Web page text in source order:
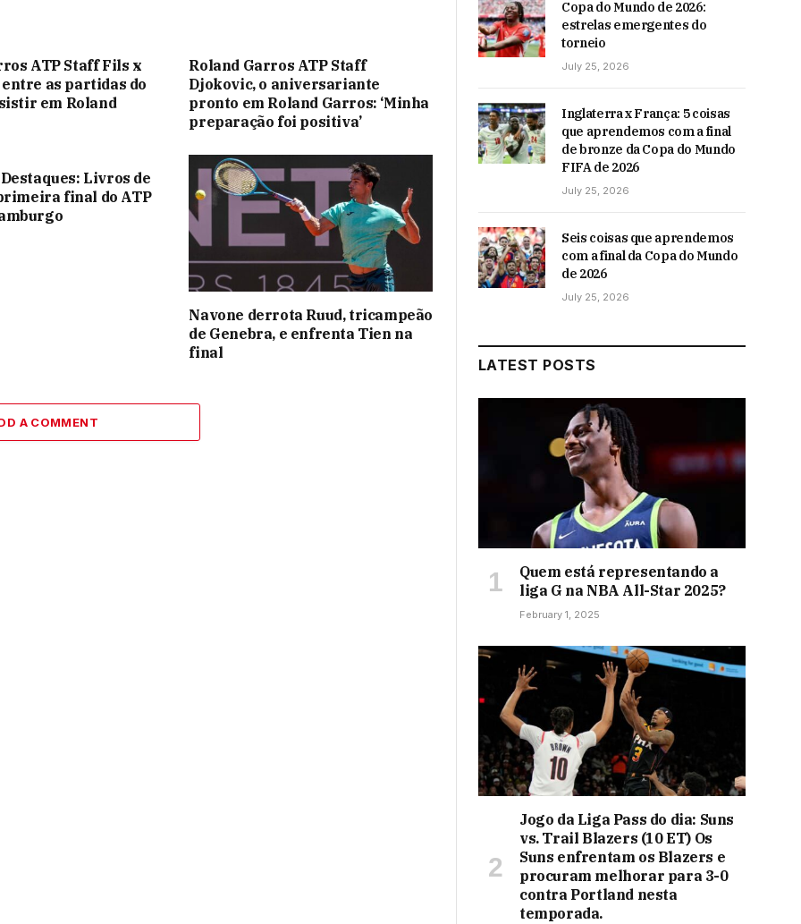
ATP Staff Fils x
as partidas do
em Roland
Roland Garros ATP Staff
Djokovic, o aniversariante
pronto em Roland Garros: ‘Minha
preparação foi positiva’
Livros de
final do ATP
Navone derrota Ruud, tricampeão
de Genebra, e enfrenta Tien na
final
A COMMENT
Copa do Mundo de 2026:
estrelas emergentes do
torneio
July 25, 2026
Inglaterra x França: 5 coisas
que aprendemos com a final
de bronze da Copa do Mundo
FIFA de 2026
July 25, 2026
Seis coisas que aprendemos
com a final da Copa do Mundo
de 2026
July 25, 2026
LATEST POSTS
Quem está representando a
liga G na NBA All-Star 2025?
February 1, 2025
Jogo da Liga Pass do dia: Suns
vs. Trail Blazers (10 ET) Os
Suns enfrentam os Blazers e
procuram melhorar para 3-0
contra Portland nesta
temporada.